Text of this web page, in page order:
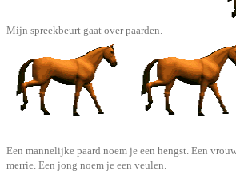
Mijn spreekbeurt gaat over paarden.
Een mannelijke paard noem je een hengst. Een
merrie. Een jong noem je een veulen.